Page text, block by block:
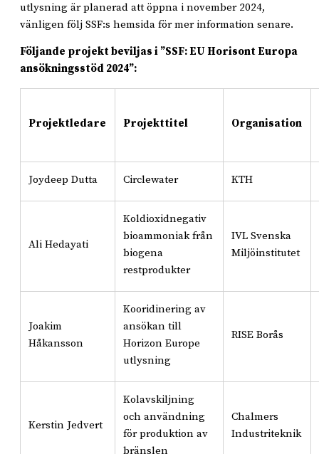
utlysning är planerad att öppna i november 2024,
vänligen följ SSF:s hemsida för mer information senare.
Följande projekt beviljas i ”SSF: EU Horisont Europa
ansökningsstöd 2024”:
Projektledare Projekttitel Organisation
Joydeep Dutta Circlewater KTH
Ali Hedayati
Koldioxidnegativ
bioammoniak från
biogena
restprodukter
IVL Svenska
Miljöinstitutet
Joakim
Håkansson
Kooridinering av
ansökan till
Horizon Europe
utlysning
RISE Borås
Kerstin Jedvert
Kolavskiljning
och användning
för produktion av
bränslen
Chalmers
Industriteknik